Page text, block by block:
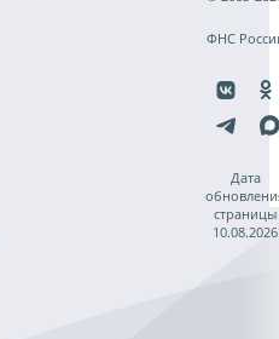
ФНС
Дата
страницы
10.08.2026